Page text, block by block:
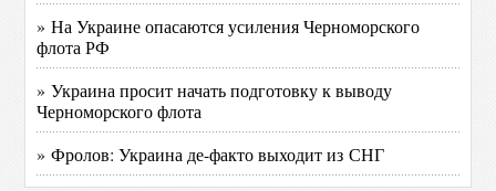
» На Украине опасаются усиления Черноморского
флота РФ
» Украина просит начать подготовку к выводу
Черноморского флота
» Фролов: Украина де-факто выходит из СНГ